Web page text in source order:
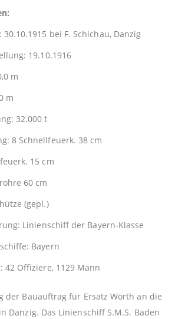
30.10.1915 bei F. Schichau, Danzig
19.10.1916
m
m
32.000 t
8 Schnellfeuerk. 38 cm
15 cm
60 cm
(gepl.)
Linienschiff der Bayern-Klasse
Bayern
42 Offiziere, 1129 Mann
der Bauauftrag für Ersatz Wörth an die
Danzig. Das Linienschiff S.M.S. Baden